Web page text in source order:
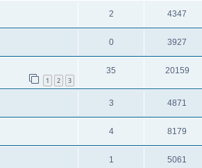
2 4347
0 3927
1 2 3
35 20159
3 4871
4 8179
1 5061